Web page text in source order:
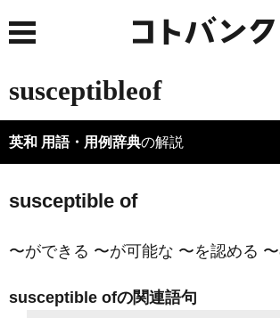
susceptibleof
英和 用語・用例辞典の解説
susceptible of
〜ができる 〜が可能な 〜を認める
susceptible ofの関連語句